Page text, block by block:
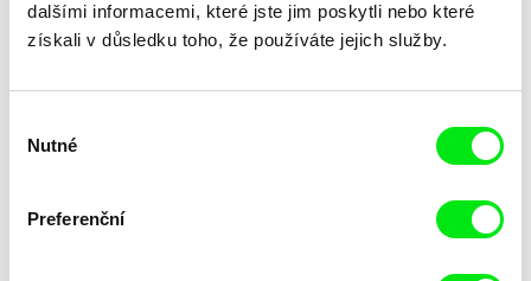
dalšími informacemi, které jste jim poskytli nebo které
získali v důsledku toho, že používáte jejich služby.
souhlasu
Nutné
Preferenční
Luka Beradze
Usměvavá Gruzie
David Čálek, Benjamin Tuček
Válečný zpravodaj